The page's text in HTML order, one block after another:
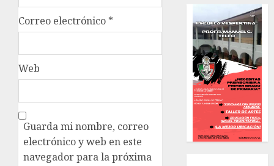
Correo electrónico *
Web
Guarda mi nombre, correo
electrónico y web en este
navegador para la próxima